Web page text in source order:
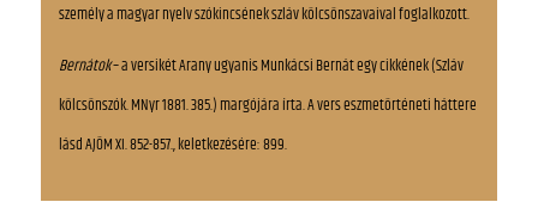
személy a magyar nyelv szókincsének szláv kölcsönszavaival foglalkozott.
Bernátok– a versikét Arany ugyanis Munkácsi Bernát egy cikkének (Szláv
kölcsönszók. MNyr 1881. 385.) margójára írta. A vers eszmetörténeti háttere
lásd AJÖM XI. 852-857., keletkezésére: 899.